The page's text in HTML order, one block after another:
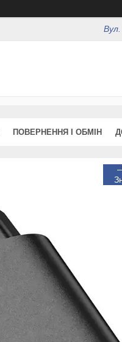
Вул.
ПОВЕРНЕННЯ І ОБМІН